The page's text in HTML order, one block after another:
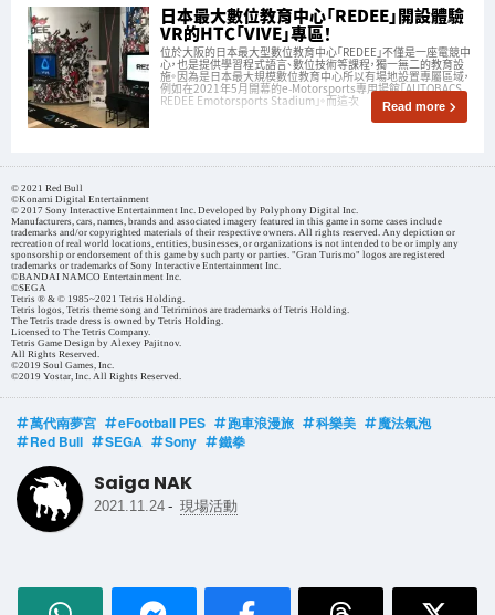
日本最大數位教育中心「REDEE」開設體驗
VR的HTC「VIVE」專區！
位於大阪的日本最大型數位教育中心「REDEE」不僅是一座電競中
心，也是提供學習程式語言、數位技術等課程，獨一無二的教育設
施。因為是日本最大規模數位教育中心所以有場地設置專屬區域，
例如在2021年5月開幕的e-Motorsports專用場館「AUTOBACS
REDEE Emotorsports Stadium」。而這次 Read more
© 2021 Red Bull
©Konami Digital Entertainment
© 2017 Sony Interactive Entertainment Inc. Developed by Polyphony Digital Inc.
Manufacturers, cars, names, brands and associated imagery featured in this game in some cases include
trademarks and/or copyrighted materials of their respective owners. All rights reserved. Any depiction or
recreation of real world locations, entities, businesses, or organizations is not intended to be or imply any
sponsorship or endorsement of this game by such party or parties. "Gran Turismo" logos are registered
trademarks or trademarks of Sony Interactive Entertainment Inc.
©BANDAI NAMCO Entertainment Inc.
©SEGA
Tetris ® & © 1985~2021 Tetris Holding.
Tetris logos, Tetris theme song and Tetriminos are trademarks of Tetris Holding.
The Tetris trade dress is owned by Tetris Holding.
Licensed to The Tetris Company.
Tetris Game Design by Alexey Pajitnov.
All Rights Reserved.
©2019 Soul Games, Inc.
©2019 Yostar, Inc. All Rights Reserved.
萬代南夢宮 eFootball PES 跑車浪漫旅 科樂美
魔法氣泡
Red Bull
SEGA Sony 鐵拳
Saiga NAK
2021.11.24 - 現場活動